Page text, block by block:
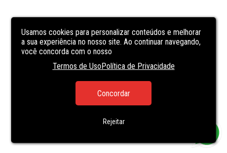
Usamos cookies para personalizar conteúdos e melhorar
a sua experiência no nosso site. Ao continuar navegando,
você concorda com o nosso
Termos de UsoPolítica de Privacidade
Concordar
Rejeitar